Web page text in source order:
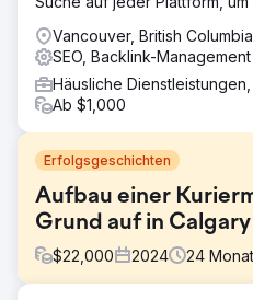
Vancouver, British
SEO, Backlink-Management
Häusliche
Ab $1,000
Erfolgsgeschichten
Aufbau einer
Grund auf in Calgary
$22,000 2024 24